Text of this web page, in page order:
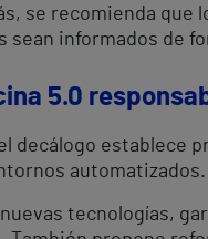
se recomienda
informados de
5.0
decálogo
automatizados.
tecnologías,